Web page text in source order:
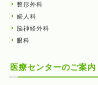
整形外科
婦人科
脳神経外科
眼科
医療センターのご案内